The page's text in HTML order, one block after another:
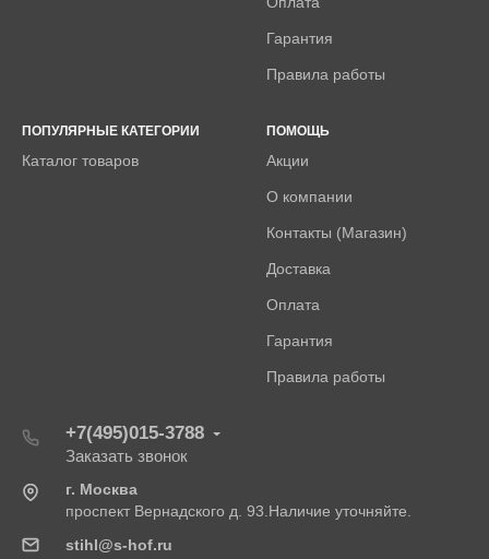
Гарантия
Правила работы
ПОПУЛЯРНЫЕ КАТЕГОРИИ
Каталог товаров
ПОМОЩЬ
Акции
О компании
Контакты (Магазин)
Доставка
Оплата
Гарантия
Правила работы
+7(495)015-3788
Заказать звонок
г. Москва
проспект Вернадского д. 93.Наличие уточняйте.
stihl@s-hof.ru